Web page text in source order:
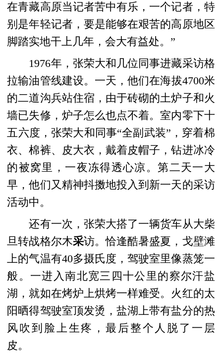
在青藏高原当记者苦中有乐，一个记者，特
别是年轻记者，要是能够在艰苦的高原地区
脚踏实地干上几年，会大有益处。”
1976年，张荣大和几位同事进藏采访格
拉输油管线建设。一天，他们在海拔4700米
的二道沟兵站住宿，由于砖砌的土炉子和火
墙已失修，炉子怎么也点不着。室内零下十
五六度，张荣大和同事“全副武装”，穿着棉
衣、棉裤、皮大衣，戴着皮帽子，钻进冰冷
的被窝里，一夜冻得透心凉。第二天一大
早，他们又精神抖擞地投入到新一天的采访
活动中。
还有一次， 张荣大搭了一辆货车 从大柴
旦转战格尔木采访。恰逢酷暑盛夏，戈壁滩
上的气温有40多摄氏 度，驾驶室里像蒸笼一
般。一进入南北宽三四十公里的察尔汗盐
湖，就如在烤炉上烘烤一样难受。火红的太
阳晒得驾驶室顶发烫 ，盐湖上带有盐分的热
风吹到脸上生疼，最后 整个人 脱了一层
皮。